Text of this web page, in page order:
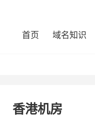
首页 域名知识
香港机房